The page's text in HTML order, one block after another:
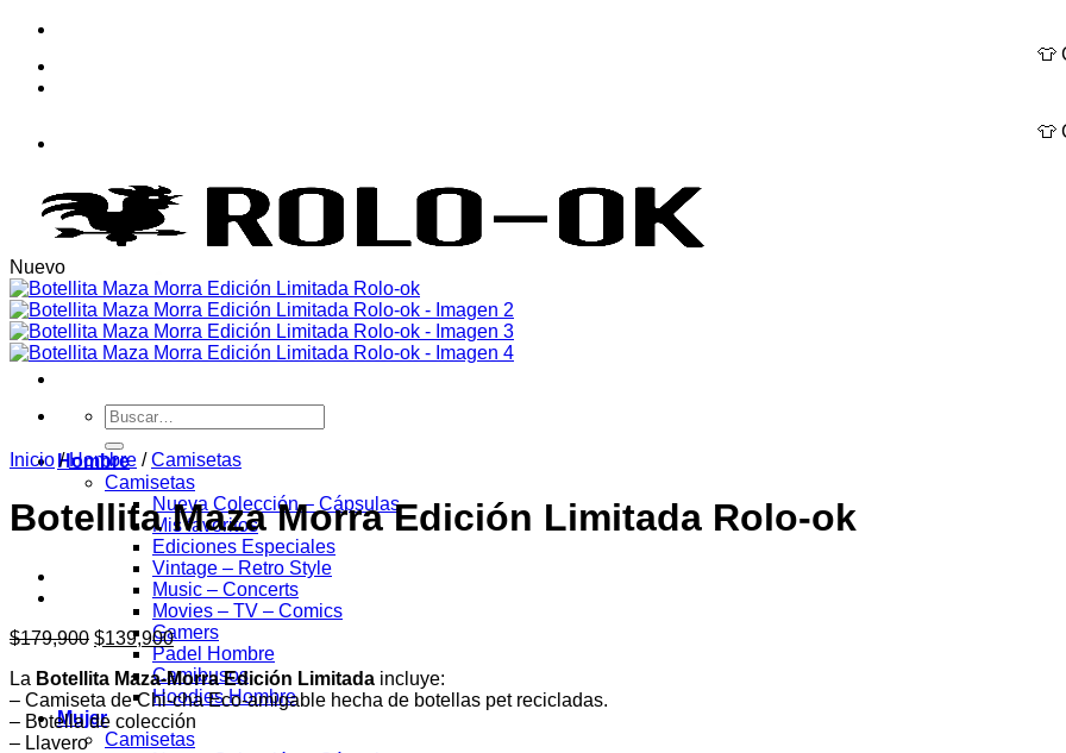
Saltar
contenido
👕
👕
Buscar
por:
Hombre
Camisetas
Nueva Colección – Cápsulas
Mis favoritos
Ediciones Especiales
Vintage – Retro Style
Music – Concerts
Movies – TV – Comics
Gamers
Padel Hombre
Camibusos
Hoodies Hombre
Mujer
Camisetas
Nuevo
Inicio / Hombre / Camisetas
Botellita Maza Morra Edición Limitada Rolo-ok
$179,900 El
precio
original
era:
$179,900.
$139,900El
precio
actual
es:
$139,900.
La Botellita Maza-Morra Edición Limitada incluye:
– Camiseta de Chi-cha Eco-amigable hecha de botellas pet recicladas.
– Botella de colección
– Llavero